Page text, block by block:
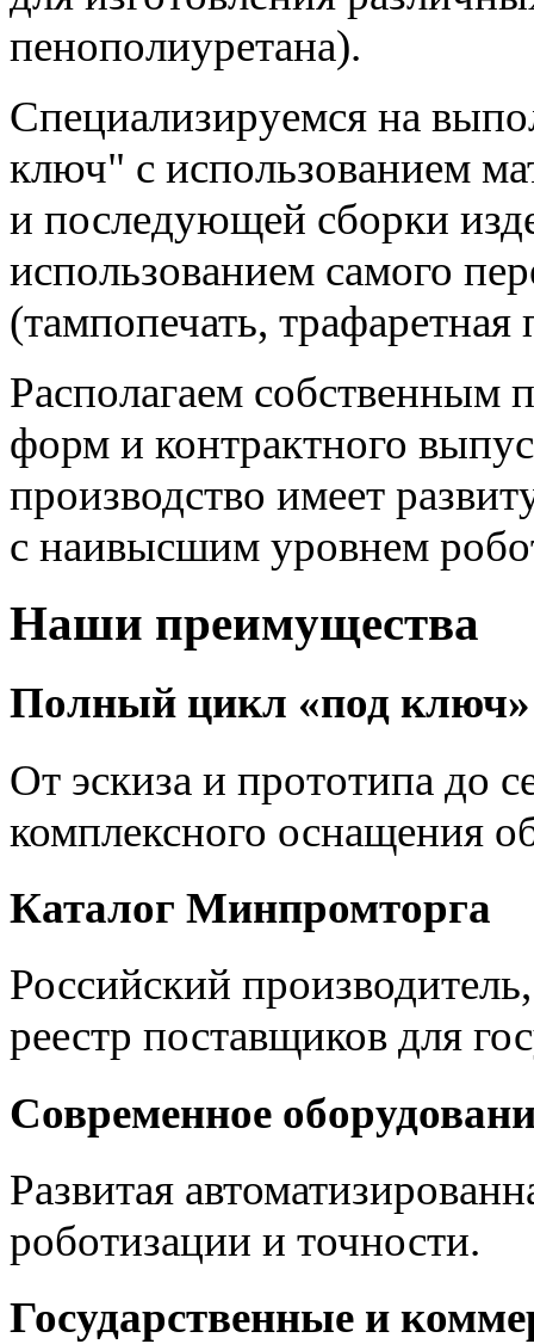
пенополиуретана).
Специализируемся на
ключ" с использованием
и последующей сборки
использованием самого
(тампопечать, трафаретная
Располагаем
форм и контрактного
производство имеет
с наивысшим уровнем
Наши преимущества
Полный цикл «под ключ»
От эскиза и прототипа до
комплексного оснащения
Каталог Минпромторга
Российский
реестр поставщиков для
Современное
Развитая
роботизации и точности.
Государственные и